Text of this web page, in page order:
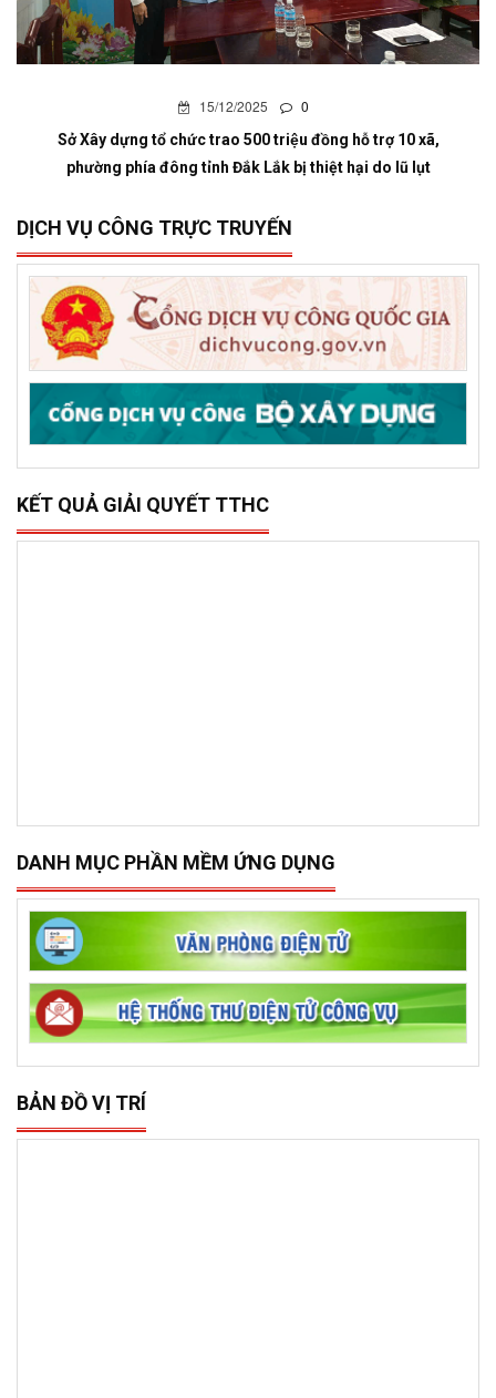
15/12/2025 0
Sở Xây dựng tổ chức trao 500 triệu đồng hỗ trợ 10 xã,
phường phía đông tỉnh Đắk Lắk bị thiệt hại do lũ lụt
DỊCH VỤ CÔNG TRỰC TRUYẾN
KẾT QUẢ GIẢI QUYẾT TTHC
DANH MỤC PHẦN MỀM ỨNG DỤNG
BẢN ĐỒ VỊ TRÍ